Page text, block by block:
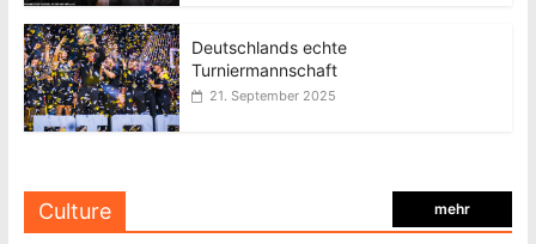
Deutschlands echte
Turniermannschaft
21. September 2025
Culture mehr